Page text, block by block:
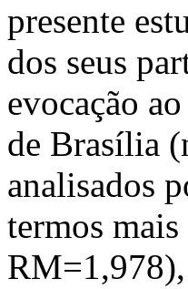
presente
dos seus
evocação
de Brasília
analisados
termos